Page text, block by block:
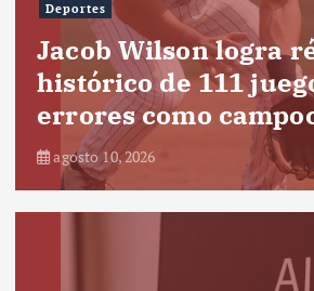
Deportes
Jacob Wilson logra
histórico de 111
errores como
agosto 10, 2026